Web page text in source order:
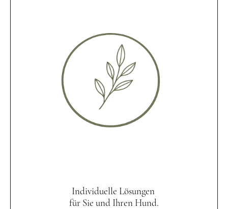
Individuelle Lösungen
für Sie und Ihren Hund.